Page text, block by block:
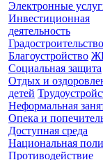
Электронные
Инвестиционная
деятельность
Градостроительство
Благоустройство
Социальная защита
Отдых и
детей
Неформальная
Опека и
Доступная среда
Национальная
Противодействие